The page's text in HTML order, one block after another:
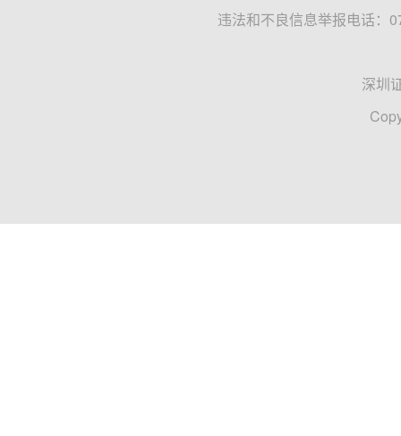
违法和不良信息举报电话：
深圳